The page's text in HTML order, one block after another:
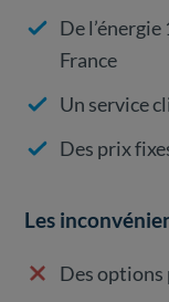
De
France
Un service
Des prix
Les
Des options